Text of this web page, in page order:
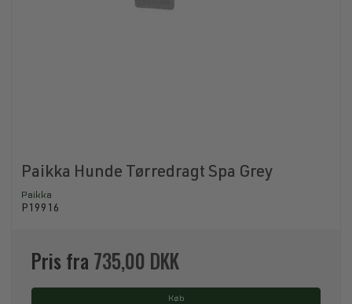
Paikka Hunde Tørredragt Spa Grey
Paikka
P19916
Pris fra 735,00 DKK
Køb